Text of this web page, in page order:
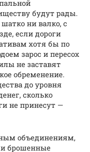
будут рады.
ни валко, с
если дороги
хотя бы по
зарос и пересох
не заставят
обременение.
до уровня
сколько
не принесут —
объединениям,
брошенные